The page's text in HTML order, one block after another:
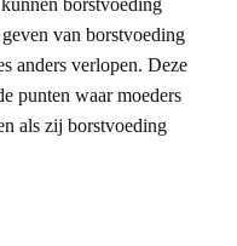
borstvoeding
van borstvoeding
anders verlopen. Deze
punten waar moeders
als zij borstvoeding